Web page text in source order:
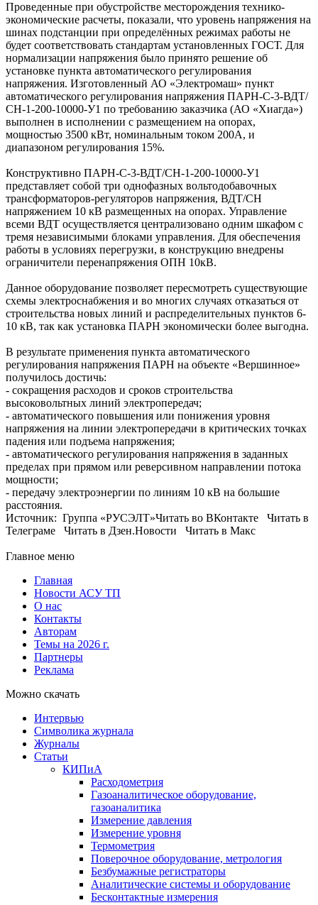
Проведенные при обустройстве месторождения технико-
экономические расчеты, показали, что уровень напряжения на
шинах подстанции при определённых режимах работы не
будет соответствовать стандартам установленных ГОСТ. Для
нормализации напряжения было принято решение об
установке пункта автоматического регулирования
напряжения. Изготовленный АО «Электромаш» пункт
автоматического регулирования напряжения ПАРН-С-3-ВДТ/
СН-1-200-10000-У1 по требованию заказчика (АО «Хиагда»)
выполнен в исполнении с размещением на опорах,
мощностью 3500 кВт, номинальным током 200А, и
диапазоном регулирования 15%.
Конструктивно ПАРН-С-3-ВДТ/СН-1-200-10000-У1
представляет собой три однофазных вольтодобавочных
трансформаторов-регуляторов напряжения, ВДТ/СН
напряжением 10 кВ размещенных на опорах. Управление
всеми ВДТ осуществляется централизовано одним шкафом с
тремя независимыми блоками управления. Для обеспечения
работы в условиях перегрузки, в конструкцию внедрены
ограничители перенапряжения ОПН 10кВ.
Данное оборудование позволяет пересмотреть существующие
схемы электроснабжения и во многих случаях отказаться от
строительства новых линий и распределительных пунктов 6-
10 кВ, так как установка ПАРН экономически более выгодна.
В результате применения пункта автоматического
регулирования напряжения ПАРН на объекте «Вершинное»
получилось достичь:
- сокращения расходов и сроков строительства
высоковольтных линий электропередач;
- автоматического повышения или понижения уровня
напряжения на линии электропередачи в критических точках
падения или подъема напряжения;
- автоматического регулирования напряжения в заданных
пределах при прямом или реверсивном направлении потока
мощности;
- передачу электроэнергии по линиям 10 кВ на большие
расстояния.
Источник: Группа «РУСЭЛТ»Читать во ВКонтакте Читать в
Телеграме Читать в Дзен.Новости Читать в Макс
Главное меню
Главная
Новости АСУ ТП
О нас
Контакты
Авторам
Темы на 2026 г.
Партнеры
Реклама
Можно скачать
Интервью
Символика журнала
Журналы
Статьи
КИПиА
Расходометрия
Газоаналитическое оборудование,
газоаналитика
Измерение давления
Измерение уровня
Термометрия
Поверочное оборудование, метрология
Безбумажные регистраторы
Аналитические системы и оборудование
Бесконтактные измерения